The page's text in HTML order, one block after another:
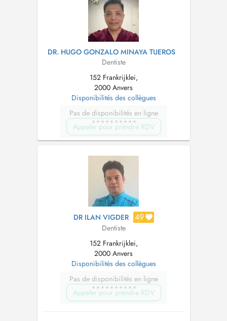
DR. HUGO GONZALO MINAYA TUEROS
Dentiste
152 Frankrijklei,
2000 Anvers
Disponibilités des collègues
Pas de disponibilités en ligne
Appeler pour prendre RDV
DR ILAN VIGDER 49
Dentiste
152 Frankrijklei,
2000 Anvers
Disponibilités des collègues
Pas de disponibilités en ligne
Appeler pour prendre RDV